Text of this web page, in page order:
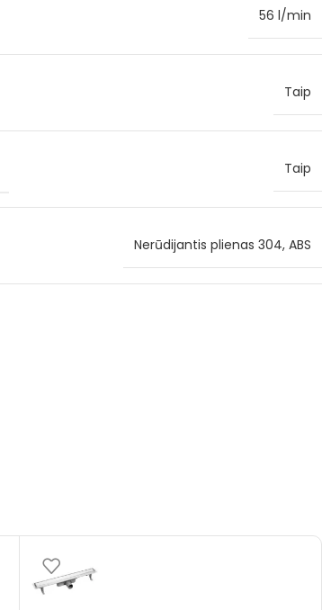
56 l/min
Taip
Taip
Nerūdijantis plienas 304, ABS